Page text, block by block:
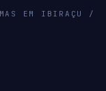
EM IBIRAÇU /